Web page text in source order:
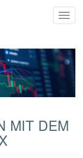
MIT DEM